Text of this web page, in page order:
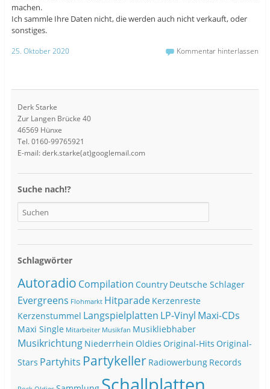
machen.
Ich sammle Ihre Daten nicht, die werden auch nicht verkauft, oder
sonstiges.
25. Oktober 2020 Kommentar hinterlassen
Derk Starke
Zur Langen Brücke 40
46569 Hünxe
Tel. 0160-99765921
E-mail: derk.starke(at)googlemail.com
Suche nach!?
Schlagwörter
Autoradio Compilation Country Deutsche Schlager
Evergreens Flohmarkt Hitparade Kerzenreste
Kerzenstummel Langspielplatten LP-Vinyl Maxi-CDs
Maxi Single Mitarbeiter Musikfan Musikliebhaber
Musikrichtung Niederrhein Oldies Original-Hits Original-
Stars Partyhits Partykeller Radiowerbung Records